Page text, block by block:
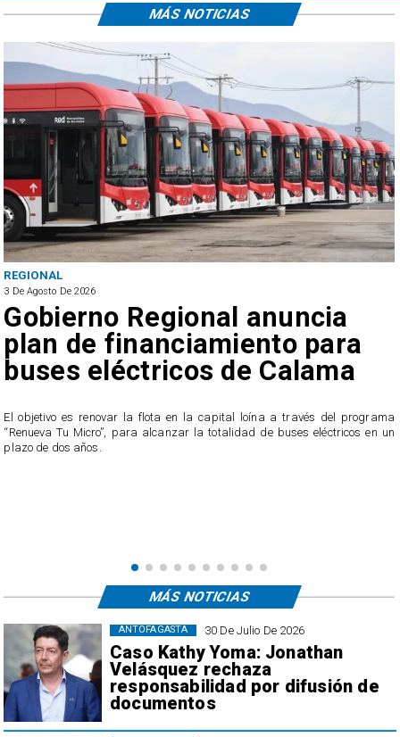
REGIONAL
3 De Agosto De 2026
Gobierno Regional anuncia
plan de financiamiento para
buses eléctricos de Calama
El objetivo es renovar la flota en la capital loína a través del programa
“Renueva Tu Micro”, para alcanzar la totalidad de buses eléctricos en un
plazo de dos años.
MÁS NOTICIAS
30 De Julio De 2026
Caso Kathy Yoma: Jonathan
Velásquez rechaza
responsabilidad por difusión de
documentos
ANTOFAGASTA
MÁS NOTICIAS